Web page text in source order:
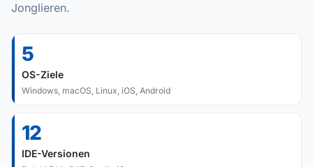
Jonglieren.
5
OS-Ziele
Windows, macOS, Linux, iOS, Android
12
IDE-Versionen